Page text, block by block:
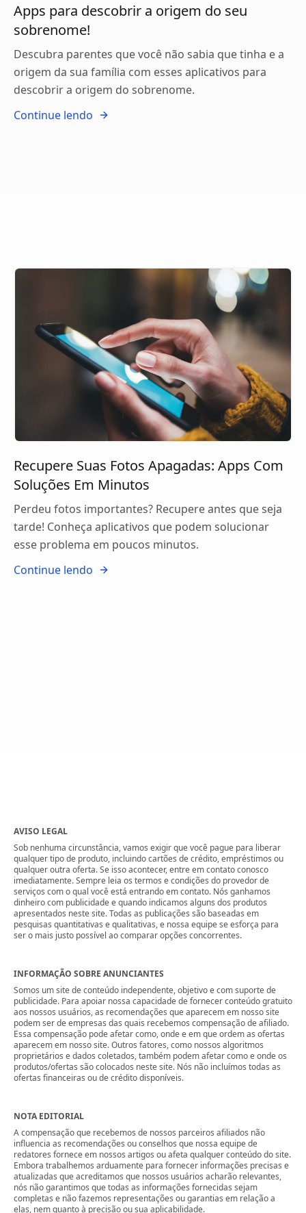
Apps para descobrir a origem do seu
sobrenome!
Descubra parentes que você não sabia que tinha e a
origem da sua família com esses aplicativos para
descobrir a origem do sobrenome.
Continue lendo
Recupere Suas Fotos Apagadas: Apps Com
Soluções Em Minutos
Perdeu fotos importantes? Recupere antes que seja
tarde! Conheça aplicativos que podem solucionar
esse problema em poucos minutos.
Continue lendo
AVISO LEGAL
Sob nenhuma circunstância, vamos exigir que você pague para liberar
qualquer tipo de produto, incluindo cartões de crédito, empréstimos ou
qualquer outra oferta. Se isso acontecer, entre em contato conosco
imediatamente. Sempre leia os termos e condições do provedor de
serviços com o qual você está entrando em contato. Nós ganhamos
dinheiro com publicidade e quando indicamos alguns dos produtos
apresentados neste site. Todas as publicações são baseadas em
pesquisas quantitativas e qualitativas, e nossa equipe se esforça para
ser o mais justo possível ao comparar opções concorrentes.
INFORMAÇÃO SOBRE ANUNCIANTES
Somos um site de conteúdo independente, objetivo e com suporte de
publicidade. Para apoiar nossa capacidade de fornecer conteúdo gratuito
aos nossos usuários, as recomendações que aparecem em nosso site
podem ser de empresas das quais recebemos compensação de afiliado.
Essa compensação pode afetar como, onde e em que ordem as ofertas
aparecem em nosso site. Outros fatores, como nossos algoritmos
proprietários e dados coletados, também podem afetar como e onde os
produtos/ofertas são colocados neste site. Nós não incluímos todas as
ofertas financeiras ou de crédito disponíveis.
NOTA EDITORIAL
A compensação que recebemos de nossos parceiros afiliados não
influencia as recomendações ou conselhos que nossa equipe de
redatores fornece em nossos artigos ou afeta qualquer conteúdo do site.
Embora trabalhemos arduamente para fornecer informações precisas e
atualizadas que acreditamos que nossos usuários acharão relevantes,
nós não garantimos que todas as informações fornecidas sejam
completas e não fazemos representações ou garantias em relação a
elas, nem quanto à precisão ou sua aplicabilidade.